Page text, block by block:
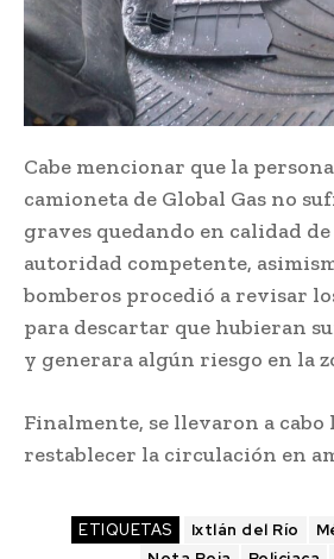
Cabe mencionar que la
camioneta de Global Gas no
graves quedando en calidad
autoridad competente,
bomberos procedió a revisar
para descartar que hubieran
y generara algún riesgo en la
Finalmente, se llevaron a cabo
restablecer la circulación en
ETIQUETAS Ixtlán del Río